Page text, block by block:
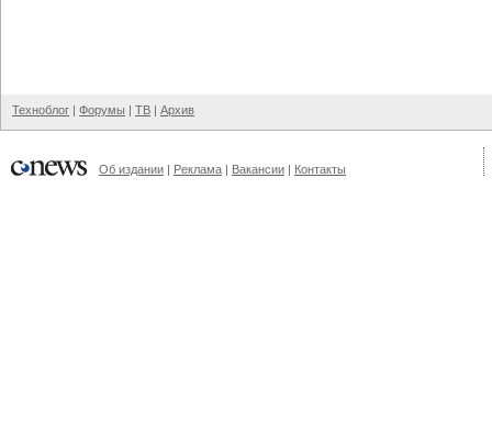
Техноблог | Форумы | ТВ | Архив
Об издании | Реклама | Вакансии | Контакты